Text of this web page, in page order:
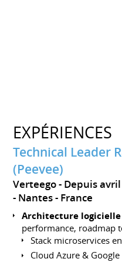
EXPÉRIENCES
Technical Leader
(Peevee)
Verteego Depuis
Nantes
France
Architecture
performance, roadmap
Stack microservices
Cloud Azure &